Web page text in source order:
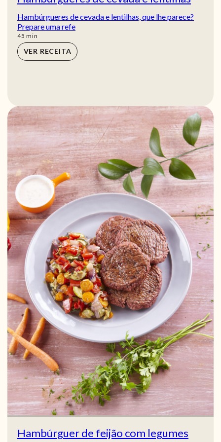
Hambúrgueres de cevada e lentilhas, que lhe parece?
Prepare uma refe
45 min
min
VER RECEITA
Hambúrguer de feijão com legumes